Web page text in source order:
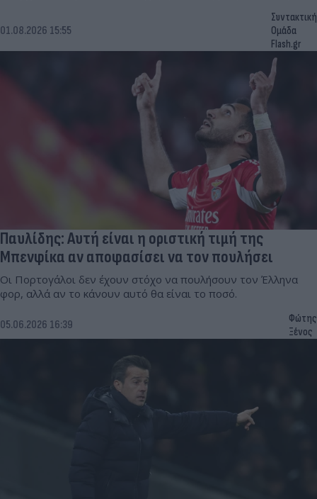
01.08.2026 15:55
Συντακτική
Ομάδα
Flash.gr
Παυλίδης: Αυτή είναι η οριστική τιμή της
Μπενφίκα αν αποφασίσει να τον πουλήσει
Οι Πορτογάλοι δεν έχουν στόχο να πουλήσουν τον Έλληνα
φορ, αλλά αν το κάνουν αυτό θα είναι το ποσό.
05.06.2026 16:39
Φώτης
Ξένος